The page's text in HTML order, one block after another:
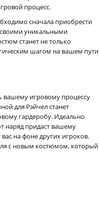
процесс.
сначала приобрести
уникальными
станет не только
шагом на вашем пути
вашему игровому процессу
для Рэйчел станет
гардеробу. Идеально
наряд придаст вашему
на фоне других игроков.
с новым костюмом, который